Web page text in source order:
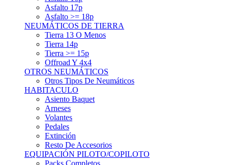
Asfalto >= 18p
NEUMÁTICOS DE TIERRA
Tierra 13 O Menos
Tierra 14p
Tierra >= 15p
Offroad Y 4x4
OTROS NEUMÁTICOS
Otros Tipos De Neumáticos
HABITACULO
Asiento Baquet
Arneses
Volantes
Pedales
Extinción
Resto De Accesorios
EQUIPACIÓN PILOTO/COPILOTO
Packs Completos
Monos De Competición